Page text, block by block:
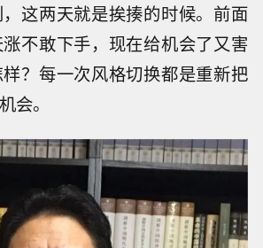
这两天就是挨揍的时候。前面
不敢下手，现在给机会了又害
？每一次风格切换都是重新把
会。